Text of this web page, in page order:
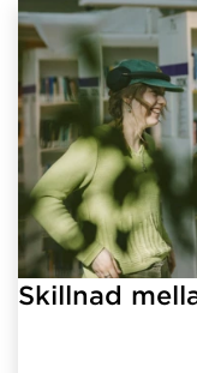
Skillnad